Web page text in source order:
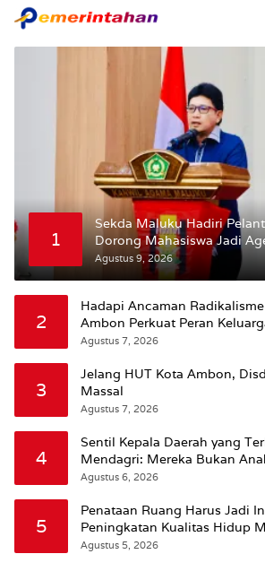
1
Sekda Maluku Hadiri
Dorong Mahasiswa Jadi
dan Mitra Strategis
Agustus 9, 2026
2
Hadapi Ancaman
Ambon Perkuat Peran
Agustus 7, 2026
3
Jelang HUT Kota Ambon,
Massal
Agustus 7, 2026
4
Sentil Kepala Daerah yang
Mendagri: Mereka Bukan
Agustus 6, 2026
5
Penataan Ruang Harus Jadi
Peningkatan Kualitas Hidup
Wattimena: Revisi RT-RW
Agustus 5, 2026